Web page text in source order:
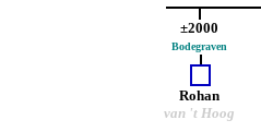
±2000
Bodegraven
Rohan
van 't Hoog